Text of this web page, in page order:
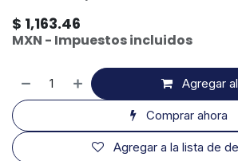
$ 1,163.46
MXN - Impuestos incluidos
Agregar
Comprar ahora
Agregar a la lista de